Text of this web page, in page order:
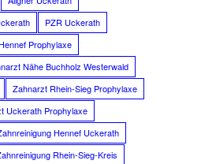
PZR Uckerath
Prophylaxe
Nähe Buchholz Westerwald
Zahnarzt Rhein-Sieg Prophylaxe
Uckerath Prophylaxe
Hennef Uckerath
Rhein-Sieg-Kreis